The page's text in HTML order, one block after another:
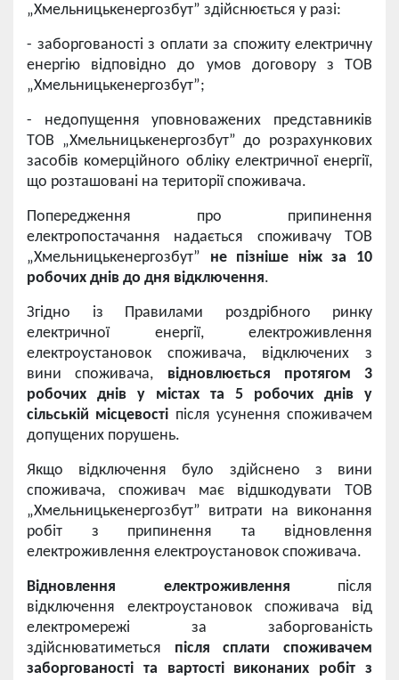
„Хмельницькенергозбут” здійснюється у разі:
- заборгованості з оплати за спожиту електричну
енергію відповідно до умов договору з ТОВ
„Хмельницькенергозбут”;
- недопущення уповноважених представників
ТОВ „Хмельницькенергозбут” до розрахункових
засобів комерційного обліку електричної енергії,
що розташовані на території споживача.
Попередження про припинення
електропостачання надається споживачу ТОВ
„Хмельницькенергозбут” не пізніше ніж за 10
робочих днів до дня відключення.
Згідно із Правилами роздрібного ринку
електричної енергії, електроживлення
електроустановок споживача, відключених з
вини споживача, відновлюється протягом 3
робочих днів у містах та 5 робочих днів у
сільській місцевості після усунення споживачем
допущених порушень.
Якщо відключення було здійснено з вини
споживача, споживач має відшкодувати ТОВ
„Хмельницькенергозбут” витрати на виконання
робіт з припинення та відновлення
електроживлення електроустановок споживача.
Відновлення електроживлення після
відключення електроустановок споживача від
електромережі за заборгованість
здійснюватиметься після сплати споживачем
заборгованості та вартості виконаних робіт з